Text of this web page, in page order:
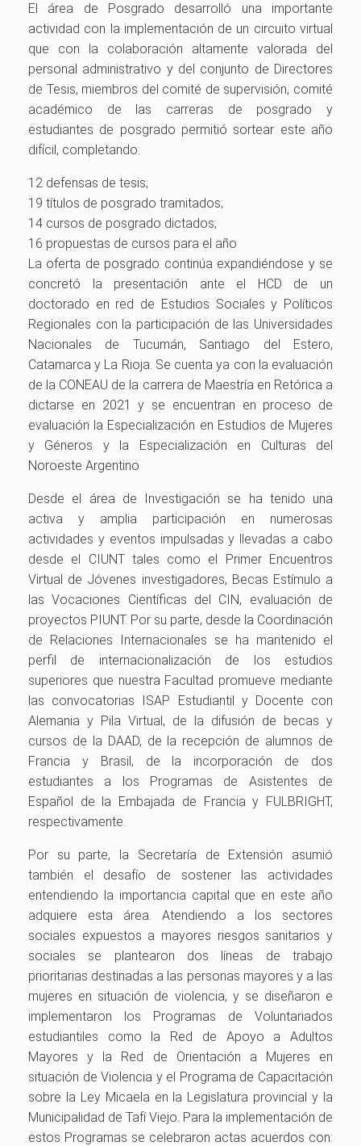
El área de Posgrado desarrolló una importante
actividad con la implementación de un circuito virtual
que con la colaboración altamente valorada del
personal administrativo y del conjunto de Directores
de Tesis, miembros del comité de supervisión, comité
académico de las carreras de posgrado y
estudiantes de posgrado permitió sortear este año
difícil, completando:
12 defensas de tesis;
19 títulos de posgrado tramitados;
14 cursos de posgrado dictados;
16 propuestas de cursos para el año
La oferta de posgrado continúa expandiéndose y se
concretó la presentación ante el HCD de un
doctorado en red de Estudios Sociales y Políticos
Regionales con la participación de las Universidades
Nacionales de Tucumán, Santiago del Estero,
Catamarca y La Rioja. Se cuenta ya con la evaluación
de la CONEAU de la carrera de Maestría en Retórica a
dictarse en 2021 y se encuentran en proceso de
evaluación la Especialización en Estudios de Mujeres
y Géneros y la Especialización en Culturas del
Noroeste Argentino
Desde el área de Investigación se ha tenido una
activa y amplia participación en numerosas
actividades y eventos impulsadas y llevadas a cabo
desde el CIUNT tales como el Primer Encuentros
Virtual de Jóvenes investigadores, Becas Estímulo a
las Vocaciones Científicas del CIN, evaluación de
proyectos PIUNT. Por su parte, desde la Coordinación
de Relaciones Internacionales se ha mantenido el
perfil de internacionalización de los estudios
superiores que nuestra Facultad promueve mediante
las convocatorias ISAP Estudiantil y Docente con
Alemania y Pila Virtual, de la difusión de becas y
cursos de la DAAD, de la recepción de alumnos de
Francia y Brasil, de la incorporación de dos
estudiantes a los Programas de Asistentes de
Español de la Embajada de Francia y FULBRIGHT,
respectivamente.
Por su parte, la Secretaría de Extensión asumió
también el desafío de sostener las actividades
entendiendo la importancia capital que en este año
adquiere esta área. Atendiendo a los sectores
sociales expuestos a mayores riesgos sanitarios y
sociales se plantearon dos líneas de trabajo
prioritarias destinadas a las personas mayores y a las
mujeres en situación de violencia, y se diseñaron e
implementaron los Programas de Voluntariados
estudiantiles como la Red de Apoyo a Adultos
Mayores y la Red de Orientación a Mujeres en
situación de Violencia y el Programa de Capacitación
sobre la Ley Micaela en la Legislatura provincial y la
Municipalidad de Tafí Viejo. Para la implementación de
estos Programas se celebraron actas acuerdos con: